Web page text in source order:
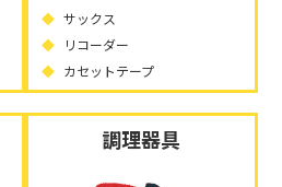
サックス
リコーダー
カセットテープ
調理器具